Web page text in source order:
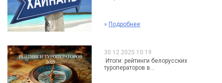
» Подробнее
30.12.2025 10:19
Итоги: рейтинги белорусских
туроператоров в...